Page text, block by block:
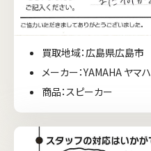
買取地域：広島県広島市
メーカー：YAMAHA ヤマハ
商品：スピーカー